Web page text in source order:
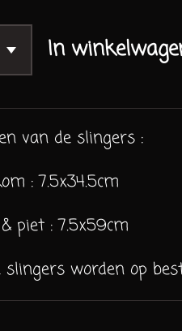
In
van de slingers :
: 7.5x34.5cm
piet : 7.5x59cm
slingers worden op